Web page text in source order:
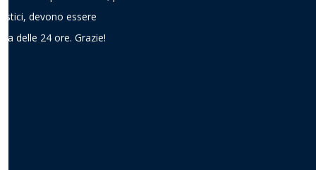
devono essere
delle 24 ore. Grazie!